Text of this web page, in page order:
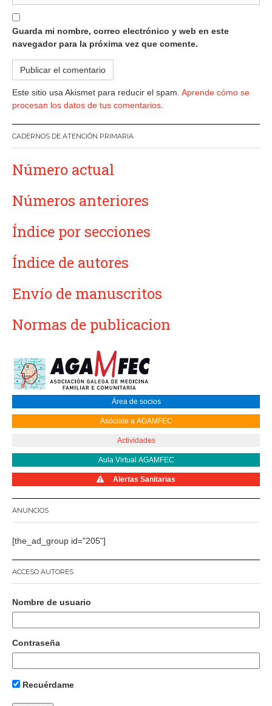
Guarda mi nombre, correo electrónico y web en este
navegador para la próxima vez que comente.
Este sitio usa Akismet para reducir el spam. Aprende cómo se
procesan los datos de tus comentarios.
CADERNOS DE ATENCIÓN PRIMARIA
Número actual
Números anteriores
Índice por secciones
Índice de autores
Envío de manuscritos
Normas de publicacion
Área de socios
Asóciate a AGAMFEC
Actividades
Aula Virtual AGAMFEC
Alertas Sanitarias
ANUNCIOS
[the_ad_group id="205"]
ACCESO AUTORES
Nombre de usuario
Contraseña
Recuérdame